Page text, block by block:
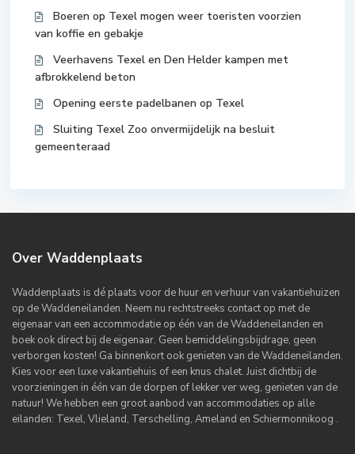
Boeren op Texel mogen weer toeristen voorzien
van koffie en gebakje
Veerhavens Texel en Den Helder kampen met
afbrokkelend beton
Opening eerste padelbanen op Texel
Sluiting Texel Zoo onvermijdelijk na besluit
gemeenteraad
Over Waddenplaats
Waddenplaats is dé plaats voor de huur en verhuur van vakantiehuizen
op de Waddeneilanden. Neem nu rechtstreeks contact op met de
eigenaar van een accommodatie op één van de Waddeneilanden en
boek ook direct bij de eigenaar. Geen bemiddelingsbijdrage, geen
verborgen kosten! Ga binnenkort ook genieten van de Waddeneilanden.
Kies voor een luxe vakantiehuis of een knus chalet. Juist dichtbij de
voorzieningen in één van de dorpen of lekker ver weg, genieten van de
natuur! We hebben een groot aanbod van accommodaties op alle
eilanden: Texel, Vlieland, Terschelling, Ameland en Schiermonnikoog .